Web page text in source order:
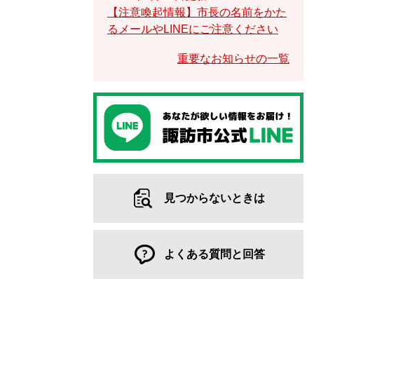
【注意喚起情報】市長の名前をかた
るメールやLINEにご注意ください
重要なお知らせの一覧
見つからないときは
よくある質問と回答